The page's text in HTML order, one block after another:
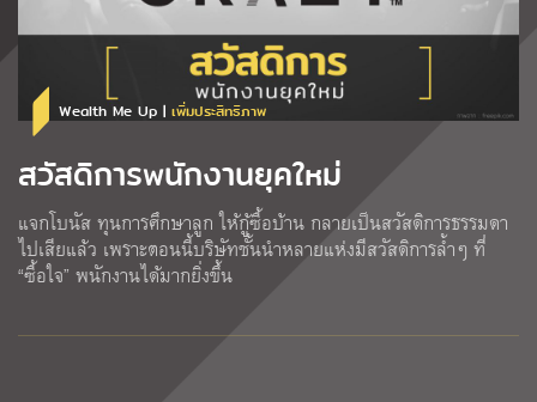
Wealth Me Up | เพิ่มประสิทธิภาพ
สวัสดิการพนักงานยุคใหม่
แจกโบนัส ทุนการศึกษาลูก ให้กู้ซื้อบ้าน กลายเป็นสวัสดิการธรรมดา
ไปเสียแล้ว เพราะตอนนี้บริษัทชั้นนำหลายแห่งมีสวัสดิการล้ำๆ ที่
“ซื้อใจ” พนักงานได้มากยิ่งขึ้น